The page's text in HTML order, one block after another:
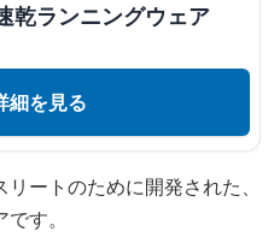
乾ランニングウェア
細を見る
ートのために開発された、
す。